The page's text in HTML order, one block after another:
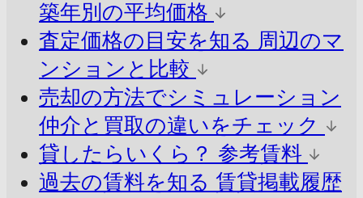
築年別の平均価格
査定価格の目安を知る 周辺のマ
ンションと比較
売却の方法でシミュレーション
仲介と買取の違いをチェック
貸したらいくら？ 参考賃料
過去の賃料を知る 賃貸掲載履歴